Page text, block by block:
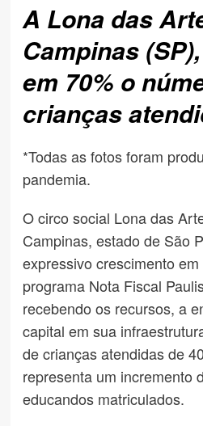
A Lona das
Campinas
em 70% o
crianças
*Todas as fotos foram
pandemia.
O circo social Lona das
Campinas, estado de São
expressivo crescimento
programa Nota Fiscal
recebendo os recursos, a
capital em sua
de crianças atendidas de
representa um incremento
educandos matriculados.